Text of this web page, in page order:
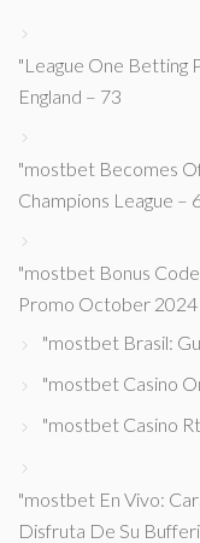
"League One Betting
England – 73
"mostbet Becomes
Champions League –
"mostbet Bonus
Promo October 2024
"mostbet Brasil:
"mostbet Casino
"mostbet Casino
"mostbet En Vivo:
Disfruta De Su